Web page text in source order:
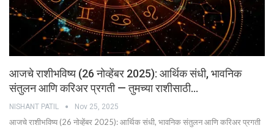
आजचे राशीभविष्य (26 नोव्हेंबर 2025): आर्थिक संधी, भावनिक
संतुलन आणि करिअर प्रगती — तुमच्या राशीसाठी…
NISHANT PATIL Nov 25, 2025
आजचे राशीभविष्य (26 नोव्हेंबर 2025): आर्थिक संधी, भावनिक संतुलन आणि करिअर प्रगती